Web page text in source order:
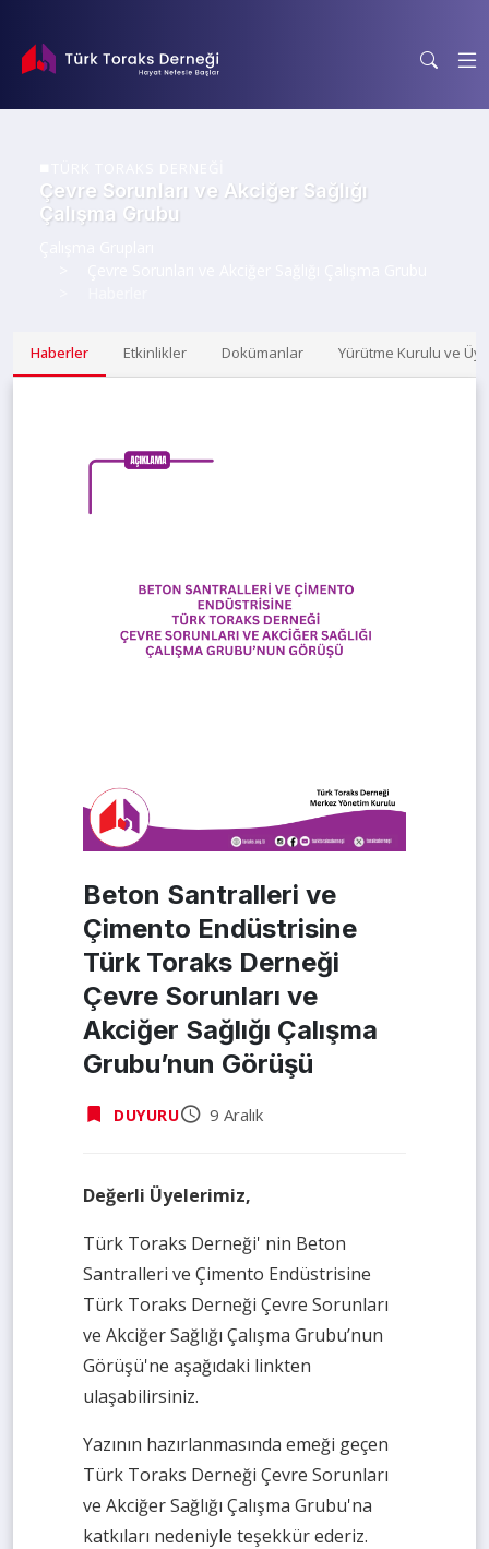
Çevre Sorunları ve Akciğer Sağlığı
Çalışma Grubu
Haberler Etkinlikler Dokümanlar Yürütme Kurulu ve
Beton Santralleri ve
Çimento Endüstrisine
Türk Toraks Derneği
Çevre Sorunları ve
Akciğer Sağlığı Çalışma
Grubu’nun Görüşü
DUYURU 9 Aralık
Değerli Üyelerimiz,
Türk Toraks Derneği' nin Beton
Santralleri ve Çimento Endüstrisine
Türk Toraks Derneği Çevre Sorunları
ve Akciğer Sağlığı Çalışma Grubu’nun
Görüşü'ne aşağıdaki linkten
ulaşabilirsiniz.
Yazının hazırlanmasında emeği geçen
Türk Toraks Derneği Çevre Sorunları
ve Akciğer Sağlığı Çalışma Grubu'na
katkıları nedeniyle teşekkür ederiz.